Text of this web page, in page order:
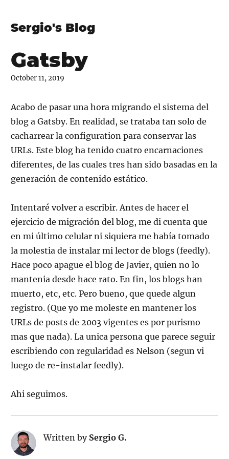
Sergio's Blog
Gatsby
October 11, 2019
Acabo de pasar una hora migrando el sistema del
blog a Gatsby. En realidad, se trataba tan solo de
cacharrear la configuration para conservar las
URLs. Este blog ha tenido cuatro encarnaciones
diferentes, de las cuales tres han sido basadas en la
generación de contenido estático.
Intentaré volver a escribir. Antes de hacer el
ejercicio de migración del blog, me di cuenta que
en mi último celular ni siquiera me había tomado
la molestia de instalar mi lector de blogs (feedly).
Hace poco apague el blog de Javier, quien no lo
mantenia desde hace rato. En fin, los blogs han
muerto, etc, etc. Pero bueno, que quede algun
registro. (Que yo me moleste en mantener los
URLs de posts de 2003 vigentes es por purismo
mas que nada). La unica persona que parece seguir
escribiendo con regularidad es Nelson (segun vi
luego de re-instalar feedly).
Ahi seguimos.
Written by Sergio G.